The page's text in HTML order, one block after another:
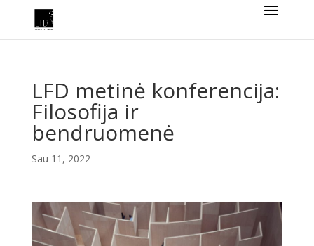
LFD metinė konferencija:
Filosofija ir
bendruomenė
Sau 11, 2022